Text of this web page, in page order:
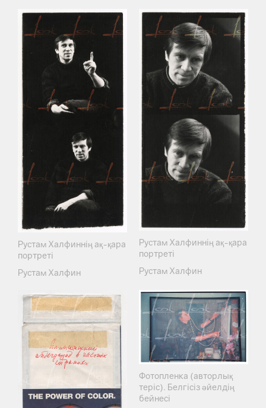
Рустам Халфиннің ақ-қара
портреті
Рустам Халфин
Рустам Халфиннің ақ-қара
портреті
Рустам Халфин
Фотопленка (авторлық
теріс). Белгісіз әйелдің
бейнесі